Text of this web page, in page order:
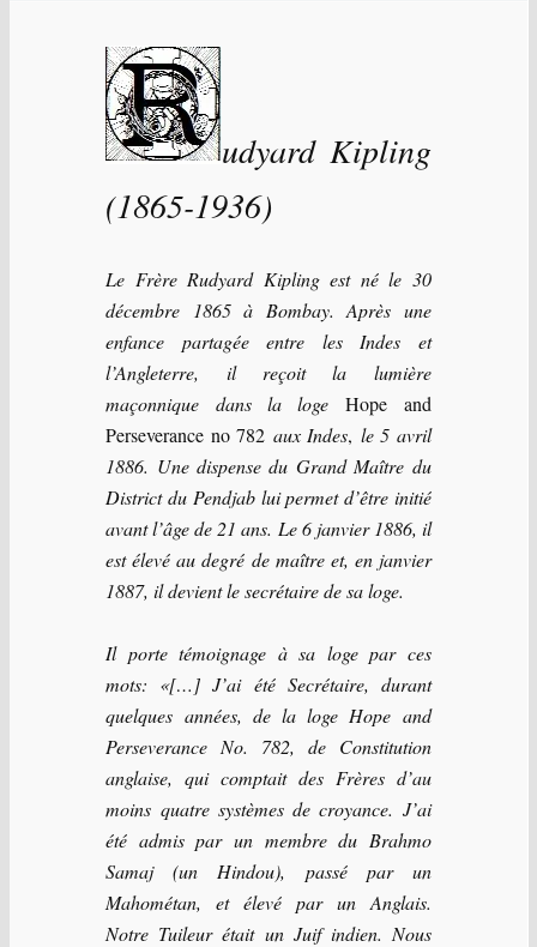
udyard Kipling
(1865-1936)
Le Frère Rudyard Kipling est né le 30
décembre 1865 à Bombay. Après une
enfance partagée entre les Indes et
l’Angleterre, il reçoit la lumière
maçonnique dans la logeHope and
Perseverance no 782 aux Indes, le 5 avril
1886. Une dispense du Grand Maître du
District du Pendjab lui permet d’être initié
avant l’âge de 21 ans. Le 6 janvier 1886, il
est élevé au degré de maître et, en janvier
1887, il devient le secrétaire de sa loge.
Il porte témoignage à sa loge par ces
mots: «[…] J’ai été Secrétaire, durant
quelques années, de la loge Hope and
Perseverance No. 782, de Constitution
anglaise, qui comptait des Frères d’au
moins quatre systèmes de croyance. J’ai
été admis par un membre du Brahmo
Samaj (un Hindou), passé par un
Mahométan, et élevé par un Anglais.
Notre Tuileur était un Juif indien. Nous